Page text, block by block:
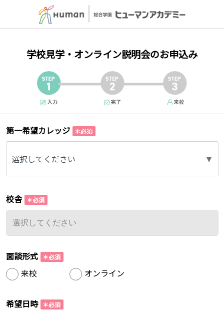
学校見学・オンライン説明会のお申込み
第一希望カレッジ
選択してください
校舎
面談形式
来校
オンライン
希望日時